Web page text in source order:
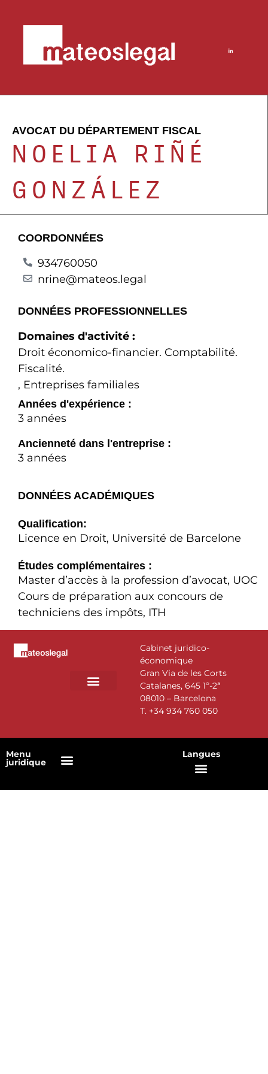
AVOCAT DU DÉPARTEMENT FISCAL
NOELIA RIÑÉ
GONZÁLEZ
COORDONNÉES
934760050
nrine@mateos.legal
DONNÉES PROFESSIONNELLES
Domaines d'activité :
Droit économico-financier. Comptabilité.
Fiscalité.
, Entreprises familiales
Années d'expérience :
3 années
Ancienneté dans l'entreprise :
3 années
DONNÉES ACADÉMIQUES
Qualification:
Licence en Droit, Université de Barcelone
Études complémentaires :
Master d’accès à la profession d’avocat, UOC
Cours de préparation aux concours de
techniciens des impôts, ITH
Cabinet juridico-
économique
Gran Via de les Corts
Catalanes, 645 1º-2ª
08010 – Barcelona
T. +34 934 760 050
Menu
juridique
Langues